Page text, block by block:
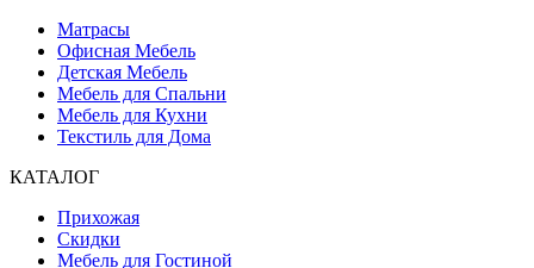
Матрасы
Офисная Мебель
Детская Мебель
Мебель для Спальни
Мебель для Кухни
Текстиль для Дома
КАТАЛОГ
Прихожая
Скидки
Мебель для Гостиной